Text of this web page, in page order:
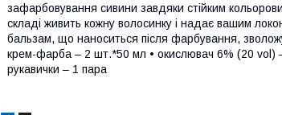
зафарбовування сивини завдяки стійким
складі живить кожну волосинку і надає вашим
бальзам, що наноситься після фарбування,
крем-фарба – 2 шт.*50 мл • окислювач 6% (20 vol)
рукавички – 1 пара